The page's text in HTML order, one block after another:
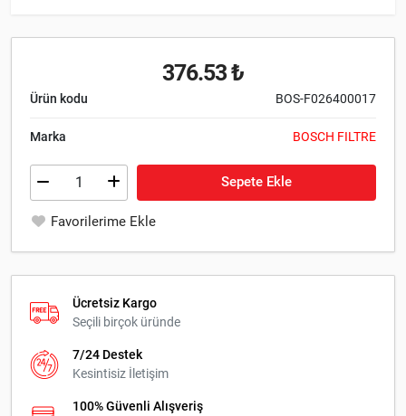
376.53 ₺
Ürün kodu BOS-F026400017
Marka BOSCH FILTRE
Sepete Ekle
Favorilerime Ekle
Ücretsiz Kargo
Seçili birçok üründe
7/24 Destek
Kesintisiz İletişim
100% Güvenli Alışveriş